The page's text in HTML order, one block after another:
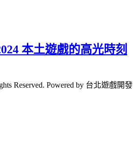
本土遊戲的高光時刻
Reserved. Powered by 台北遊戲開發